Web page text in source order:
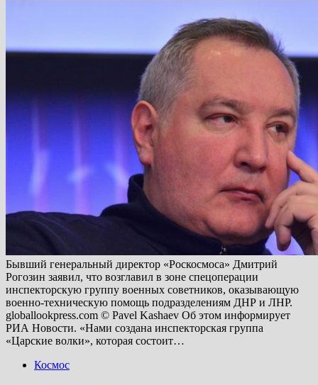
Бывший генеральный директор «Роскосмоса» Дмитрий
Рогозин заявил, что возглавил в зоне спецоперации
инспекторскую группу военных советников, оказывающую
военно-техническую помощь подразделениям ДНР и ЛНР.
globallookpress.com © Pavel Kashaev Об этом информирует
РИА Новости. «Нами создана инспекторская группа
«Царские волки», которая состоит…
Космос